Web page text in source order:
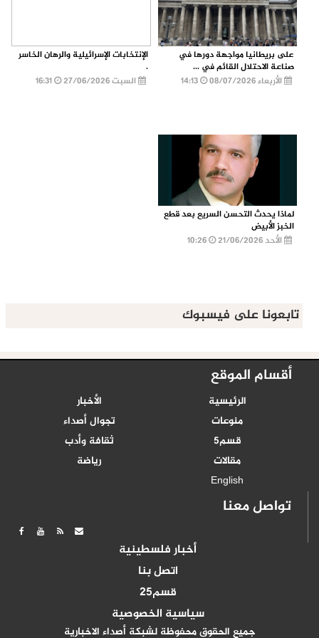
على بريطانيا مواجهة دورها في
صناعة الاحتلال القائم في ...
الأربعاء 08/07/2026
الإنتخابات الإسرائيلية والرهان الخاسر
.
السبت 27/06/2026
16:31
لماذا يحدث التحسن السريع بعد قطع
الخبز الأبيض
الأحد 21/06/2026
تابعونا على فيسبوك
أقسام الموقع
الرئيسية
الأخبار
منوعات
تجوال أصداء
قسم5
ثقافة وأدب
مقالات
رياضة
English
تواصل معنا
أخبار فلسطينية
اتصل بنا
قسم25
سياسية الخصوصية
جميع الحقوق محفوظة لشبكة أصداء الاخبارية